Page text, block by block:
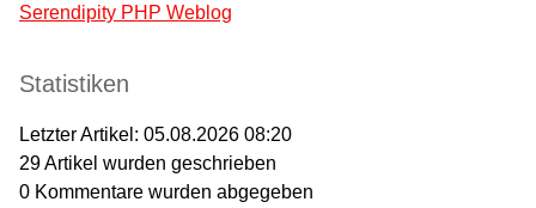
Serendipity PHP Weblog
Statistiken
Letzter Artikel: 05.08.2026 08:20
29Artikel wurden geschrieben
0 Kommentare wurden abgegeben